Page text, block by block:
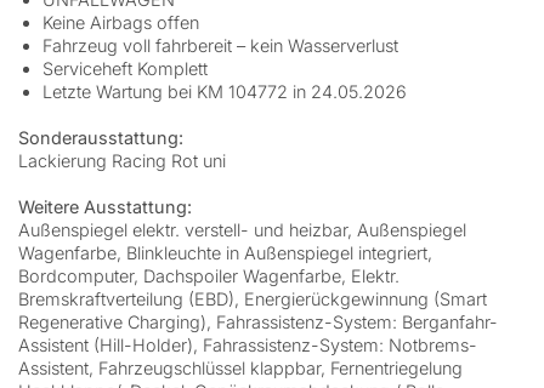
Keine Airbags offen
Fahrzeug voll fahrbereit – kein Wasserverlust
Serviceheft Komplett
Letzte Wartung bei KM 104772 in 24.05.2026
Sonderausstattung:
Lackierung Racing Rot uni
Weitere Ausstattung:
Außenspiegel elektr. verstell- und heizbar, Außenspiegel
Wagenfarbe, Blinkleuchte in Außenspiegel integriert,
Bordcomputer, Dachspoiler Wagenfarbe, Elektr.
Bremskraftverteilung (EBD), Energierückgewinnung (Smart
Regenerative Charging), Fahrassistenz-System: Berganfahr-
Assistent (Hill-Holder), Fahrassistenz-System: Notbrems-
Assistent, Fahrzeugschlüssel klappbar, Fernentriegelung